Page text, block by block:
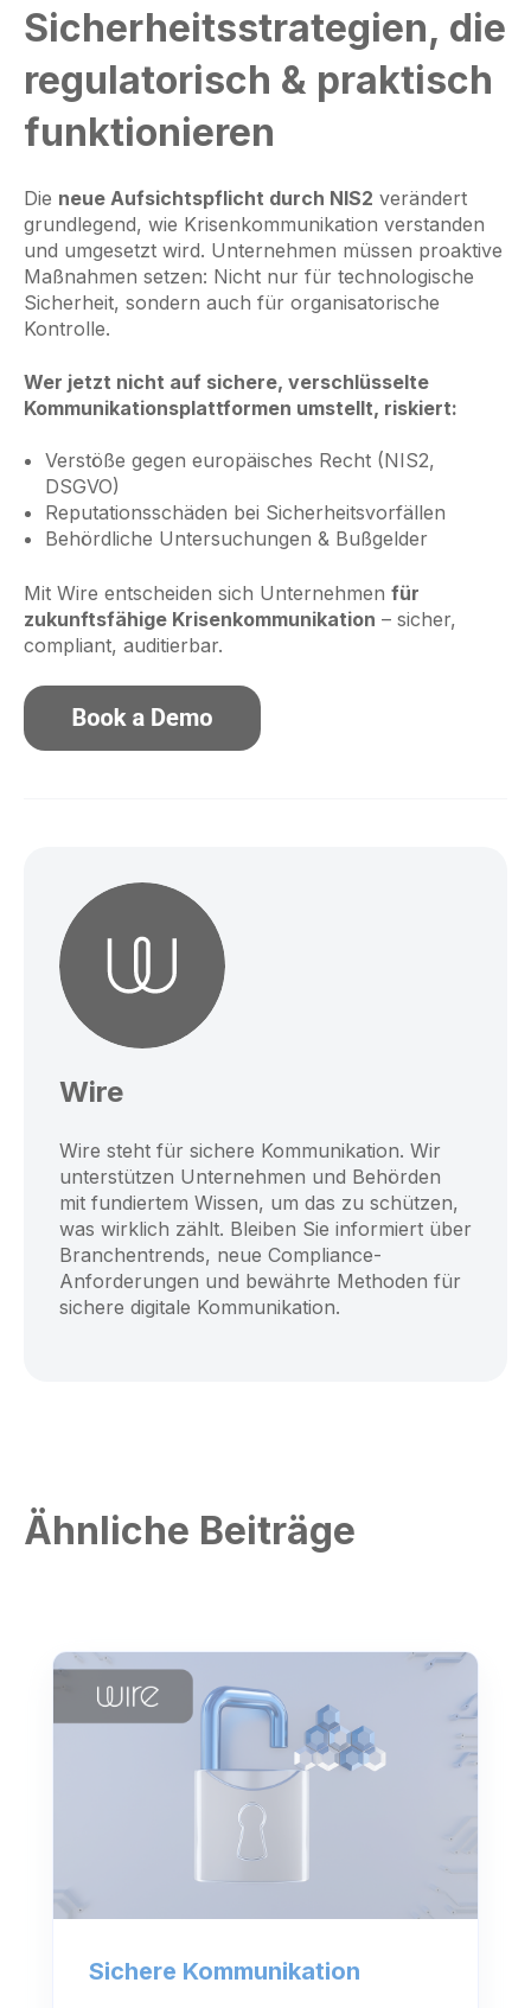
Sicherheitsstrategien, die
regulatorisch & praktisch
funktionieren
Die neue Aufsichtspflicht durch NIS2 verändert
grundlegend, wie Krisenkommunikation verstanden
und umgesetzt wird. Unternehmen müssen proaktive
Maßnahmen setzen: Nicht nur für technologische
Sicherheit, sondern auch für organisatorische
Kontrolle.
Wer jetzt nicht auf sichere, verschlüsselte
Kommunikationsplattformen umstellt, riskiert:
Verstöße gegen europäisches Recht (NIS2,
DSGVO)
Reputationsschäden bei Sicherheitsvorfällen
Behördliche Untersuchungen & Bußgelder
Mit Wire entscheiden sich Unternehmen für
zukunftsfähige Krisenkommunikation – sicher,
compliant, auditierbar.
Wire
Wire steht für sichere Kommunikation. Wir
unterstützen Unternehmen und Behörden
mit fundiertem Wissen, um das zu schützen,
was wirklich zählt. Bleiben Sie informiert über
Branchentrends, neue Compliance-
Anforderungen und bewährte Methoden für
sichere digitale Kommunikation.
Ähnliche Beiträge
Sichere Kommunikation